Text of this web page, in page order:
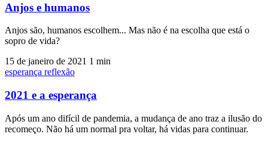
Anjos e humanos
Anjos são, humanos escolhem... Mas não é na escolha que está o
sopro de vida?
15 de janeiro de 2021 1 min
esperança reflexão
2021 e a esperança
Após um ano difícil de pandemia, a mudança de ano traz a ilusão do
recomeço. Não há um normal pra voltar, há vidas para continuar.